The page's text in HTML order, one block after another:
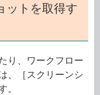
ットを取得す
り、ワークフロー
、［スクリーンシ
。